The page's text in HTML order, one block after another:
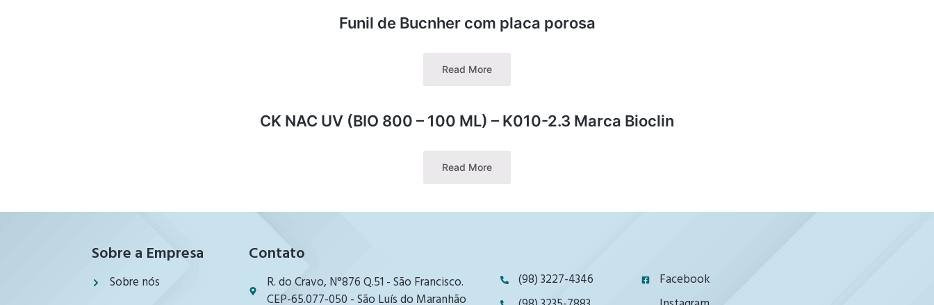
Funil de Bucnher com placa porosa
Read More
CK NAC UV (BIO 800 – 100 ML) – K010-2.3 Marca Bioclin
Read More
Sobre a Empresa
Sobre nós
Contato
R. do Cravo, N°876 Q.51 - São Francisco.
CEP-65.077-050 - São Luís do Maranhão
(98) 3227-4346
Facebook